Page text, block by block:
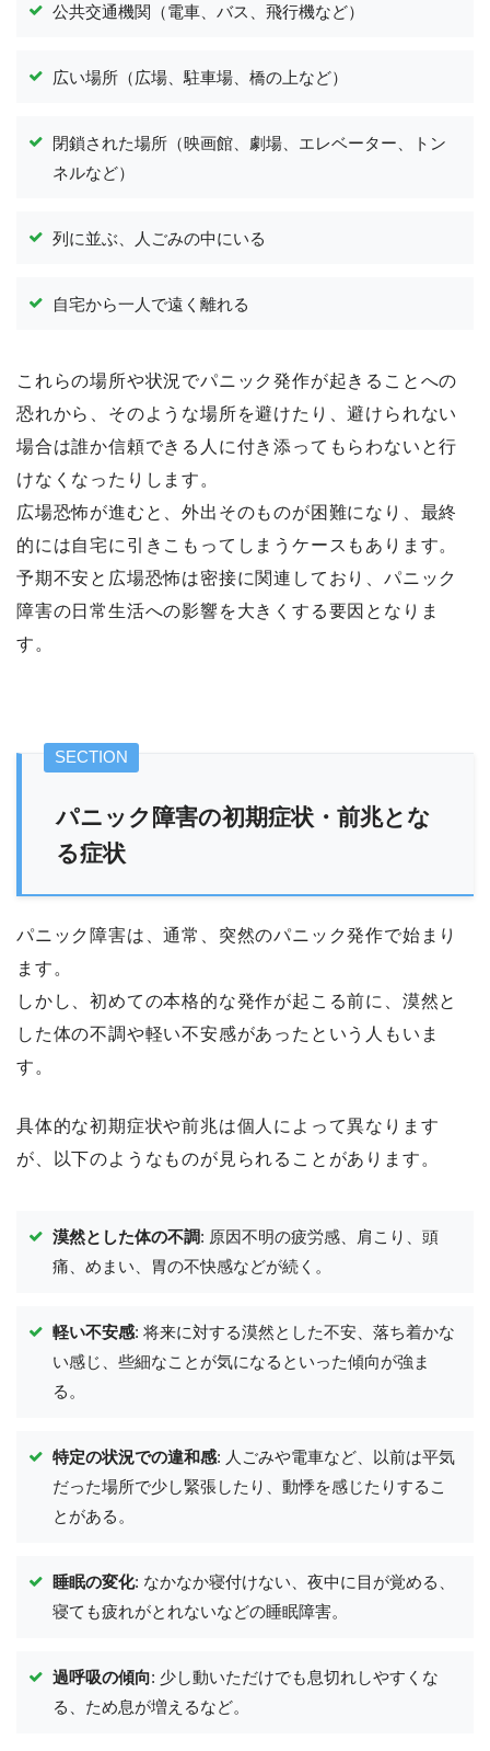
公共交通機関（電車、バス、飛行機など）
広い場所（広場、駐車場、橋の上など）
閉鎖された場所（映画館、劇場、エレベーター、トン
ネルなど）
列に並ぶ、人ごみの中にいる
自宅から一人で遠く離れる
これらの場所や状況でパニック発作が起きることへの
恐れから、そのような場所を避けたり、避けられない
場合は誰か信頼できる人に付き添ってもらわないと行
けなくなったりします。
広場恐怖が進むと、外出そのものが困難になり、最終
的には自宅に引きこもってしまうケースもあります。
予期不安と広場恐怖は密接に関連しており、パニック
障害の日常生活への影響を大きくする要因となりま
す。
パニック障害の初期症状・前兆とな
る症状
パニック障害は、通常、突然のパニック発作で始まり
ます。
しかし、初めての本格的な発作が起こる前に、漠然と
した体の不調や軽い不安感があったという人もいま
す。
具体的な初期症状や前兆は個人によって異なります
が、以下のようなものが見られることがあります。
漠然とした体の不調: 原因不明の疲労感、肩こり、頭
痛、めまい、胃の不快感などが続く。
軽い不安感: 将来に対する漠然とした不安、落ち着かな
い感じ、些細なことが気になるといった傾向が強ま
る。
特定の状況での違和感: 人ごみや電車など、以前は平気
だった場所で少し緊張したり、動悸を感じたりするこ
とがある。
睡眠の変化: なかなか寝付けない、夜中に目が覚める、
寝ても疲れがとれないなどの睡眠障害。
過呼吸の傾向: 少し動いただけでも息切れしやすくな
る、ため息が増えるなど。